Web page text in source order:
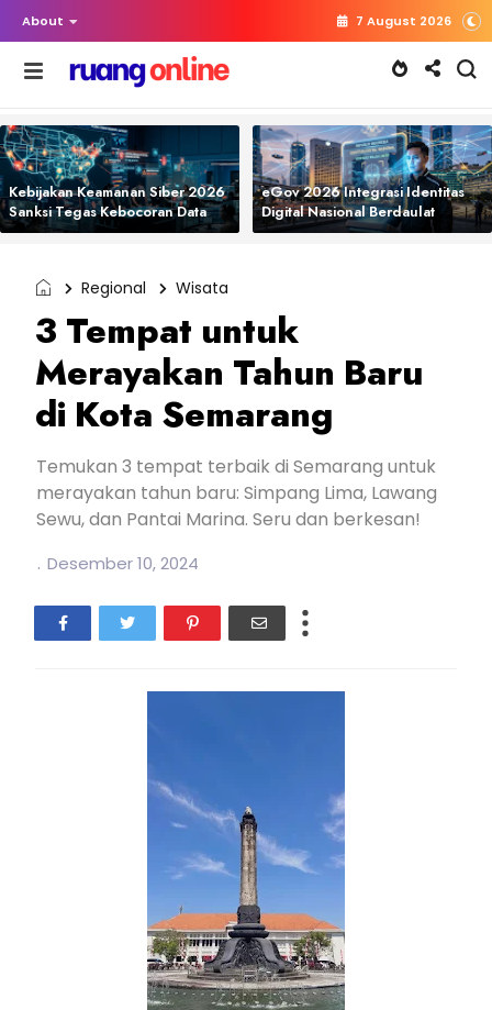
About 7 August 2026
Kebijakan Keamanan Siber 2026
Sanksi Tegas Kebocoran Data
eGov 2026 Integrasi Identitas
Digital Nasional Berdaulat
Regional Wisata
3 Tempat untuk
Merayakan Tahun Baru
di Kota Semarang
Temukan 3 tempat terbaik di Semarang untuk
merayakan tahun baru: Simpang Lima, Lawang
Sewu, dan Pantai Marina. Seru dan berkesan!
. Desember 10, 2024